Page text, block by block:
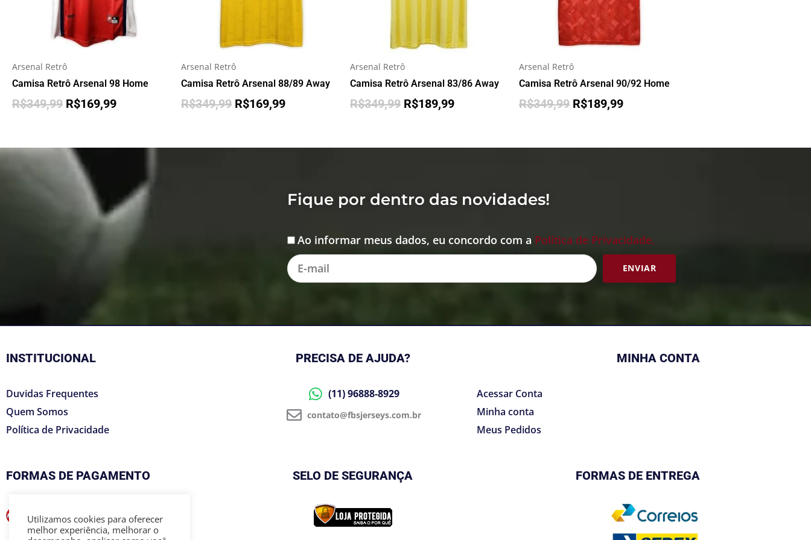
Arsenal Retrô
Camisa Retrô Arsenal 98 Home
R$349,99 R$169,99
Arsenal Retrô
Camisa Retrô Arsenal 88/89 Away
R$349,99 R$169,99
Arsenal Retrô
Camisa Retrô Arsenal 83/86 Away
R$349,99 R$189,99
Arsenal Retrô
Camisa Retrô Arsenal 90/92 Home
R$349,99 R$189,99
Fique por dentro das novidades!
Ao informar meus dados, eu concordo com a Política de Privacidade.
E-
mail
ENVIAR
INSTITUCIONAL
Duvidas Frequentes
Quem Somos
Política de Privacidade
PRECISA DE AJUDA?
(11) 96888-8929
contato@fbsjerseys.com.br
MINHA CONTA
Acessar Conta
Minha conta
Meus Pedidos
FORMAS DE PAGAMENTO SELO DE SEGURANÇA FORMAS DE ENTREGA
Utilizamos cookies para oferecer
melhor experiência, melhorar o